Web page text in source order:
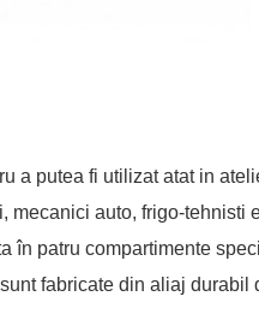
putea fi utilizat atat in
auto, frigo-tehnisti
patru compartimente
fabricate din aliaj durabil